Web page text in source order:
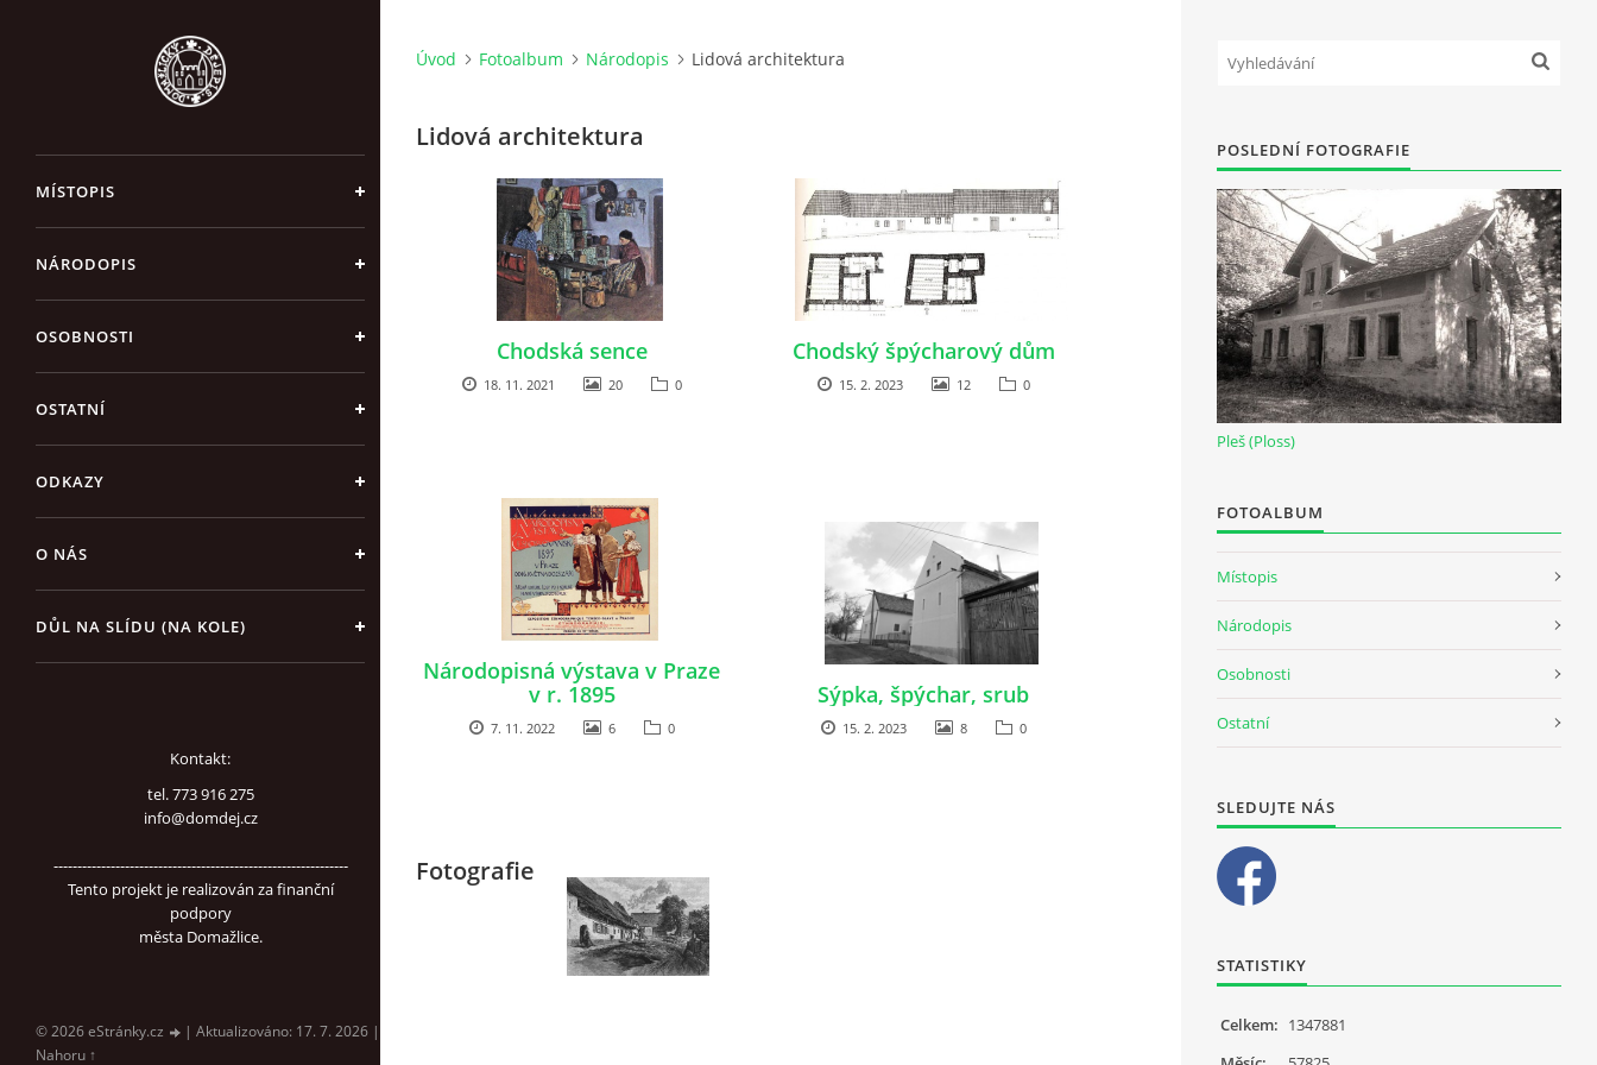
MÍSTOPIS
NÁRODOPIS
OSOBNOSTI
OSTATNÍ
ODKAZY
O NÁS
DŮL NA SLÍDU (NA KOLE)
Kontakt:
tel. 773 916 275
info@domdej.cz
--------------------------------------------------------------
Tento projekt je realizován za finanční
podpory
města Domažlice.
© 2026 eStránky.cz | Aktualizováno: 17. 7. 2026 |
Nahoru ↑
Úvod Fotoalbum Národopis Lidová architektura
Lidová architektura
Chodská sence
18. 11. 2021 20 0
Chodský špýcharový dům
15. 2. 2023 12 0
Národopisná výstava v Praze
v r. 1895
7. 11. 2022 6 0
Sýpka, špýchar, srub
15. 2. 2023 8 0
Fotografie
POSLEDNÍ FOTOGRAFIE
Pleš (Ploss)
FOTOALBUM
Místopis
Národopis
Osobnosti
Ostatní
SLEDUJTE NÁS
STATISTIKY
Celkem: 1347881